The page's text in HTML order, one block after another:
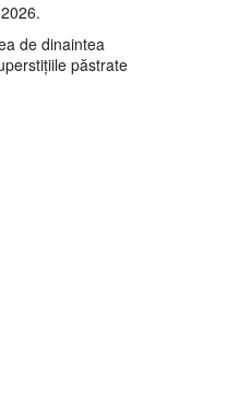
de dinaintea
păstrate